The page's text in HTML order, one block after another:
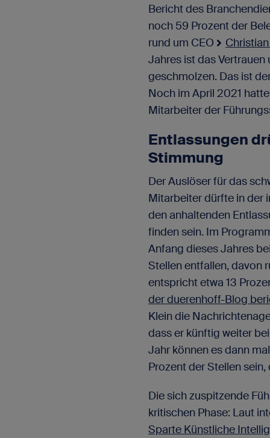
Bericht des
noch 59 Prozent der
rund um CEO
Jahres ist das
geschmolzen. Das ist
Noch im April 2021
Mitarbeiter der
Entlassungen
Stimmung
Der Auslöser für das
Mitarbeiter dürfte in der
den anhaltenden
finden sein. Im
Anfang dieses Jahres
Stellen entfallen, davon
entspricht etwa 13
der duerenhoff-Blog
Klein die
dass er künftig weiter
Jahr können es dann
Prozent der Stellen sein,
Die sich zuspitzende
kritischen Phase: Laut
Sparte Künstliche